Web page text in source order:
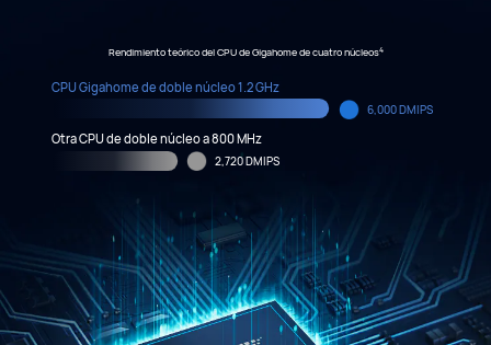
Rendimiento teórico del CPU de Gigahome de cuatro núcleos4
CPU Gigahome de doble núcleo 1.2 GHz
6,000 DMIPS
Otra CPU de doble núcleo a 800 MHz
2,720 DMIPS